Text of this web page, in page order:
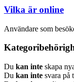
Vilka är online
Användare som
Du kan inte skapa
Du kan inte svara på